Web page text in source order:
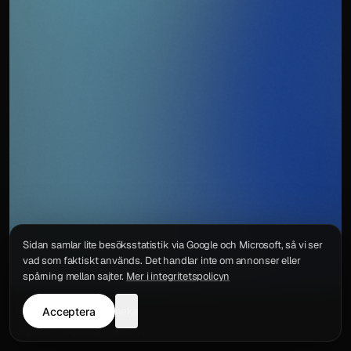
IntegritetspolicyKontakt
Sidan samlar lite besöksstatistik via Google och Microsoft, så vi ser
vad som faktiskt används. Det handlar inte om annonser eller
spårning mellan sajter. Mer i integritetspolicyn
Acceptera neka